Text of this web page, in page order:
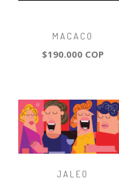
MACACO
$190.000 COP
JALEO